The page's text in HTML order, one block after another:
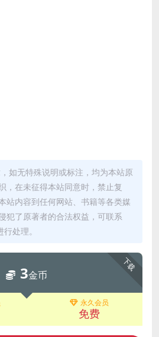
如无特殊说明或标注，均为本站原
，在未征得本站同意时，禁止复
站内容到任何网站、书籍等各类媒
犯了原著者的合法权益，可联系
处理。
下载
3金币
永久会员
免费